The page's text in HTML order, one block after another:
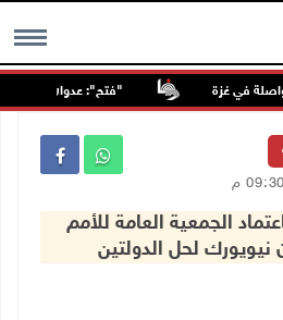
MENU
"فتح": عدوان الاحتلال
الجمعية العامة للأمم
نيويورك لحل الدولتين